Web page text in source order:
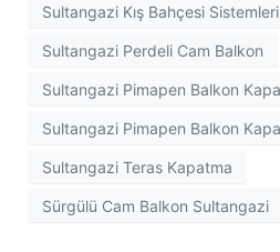
Sultangazi Kış Bahçesi Sistemleri
Sultangazi Perdeli Cam Balkon
Sultangazi Pimapen Balkon
Sultangazi Pimapen Balkon
Sultangazi Teras Kapatma
Sürgülü Cam Balkon Sultangazi